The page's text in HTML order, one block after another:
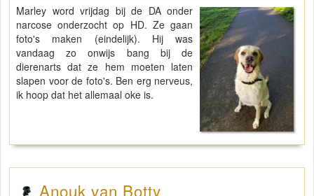
Marley word vrijdag bij de DA onder
narcose onderzocht op HD. Ze gaan
foto's maken (eindelijk). Hij was
vandaag zo onwijs bang bij de
dierenarts dat ze hem moeten laten
slapen voor de foto's. Ben erg nerveus,
ik hoop dat het allemaal oke is.
Anouk van Botty